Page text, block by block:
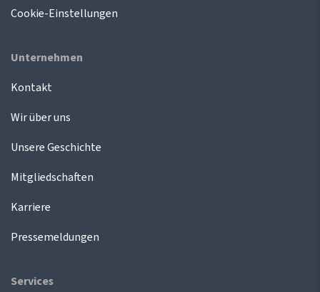
Cookie-Einstellungen
Unternehmen
Kontakt
Wir über uns
Unsere Geschichte
Mitgliedschaften
Karriere
Pressemeldungen
Services